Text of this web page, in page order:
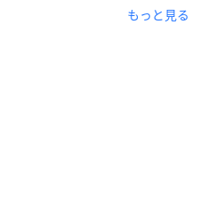
もっと見る